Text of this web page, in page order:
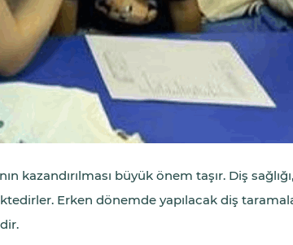
büyük önem taşır. Diş
Erken dönemde yapılacak diş